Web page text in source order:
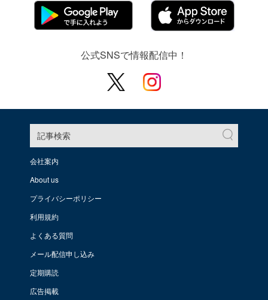
公式SNSで情報配信中！
記事検索
会社案内
About us
プライバシーポリシー
利用規約
よくある質問
メール配信申し込み
定期購読
広告掲載